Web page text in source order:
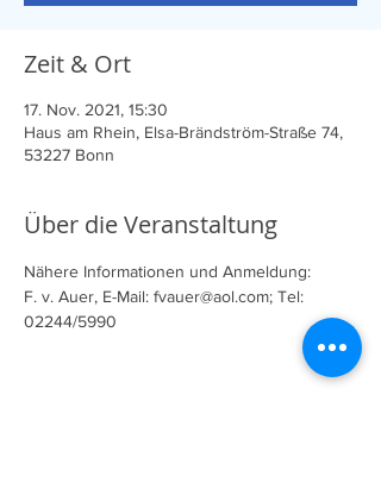
Zeit & Ort
17. Nov. 2021, 15:30
Haus am Rhein, Elsa-Brändström-Straße 74,
53227 Bonn
Über die Veranstaltung
Nähere Informationen und Anmeldung:
F. v. Auer, E-Mail: fvauer@aol.com; Tel:
02244/5990